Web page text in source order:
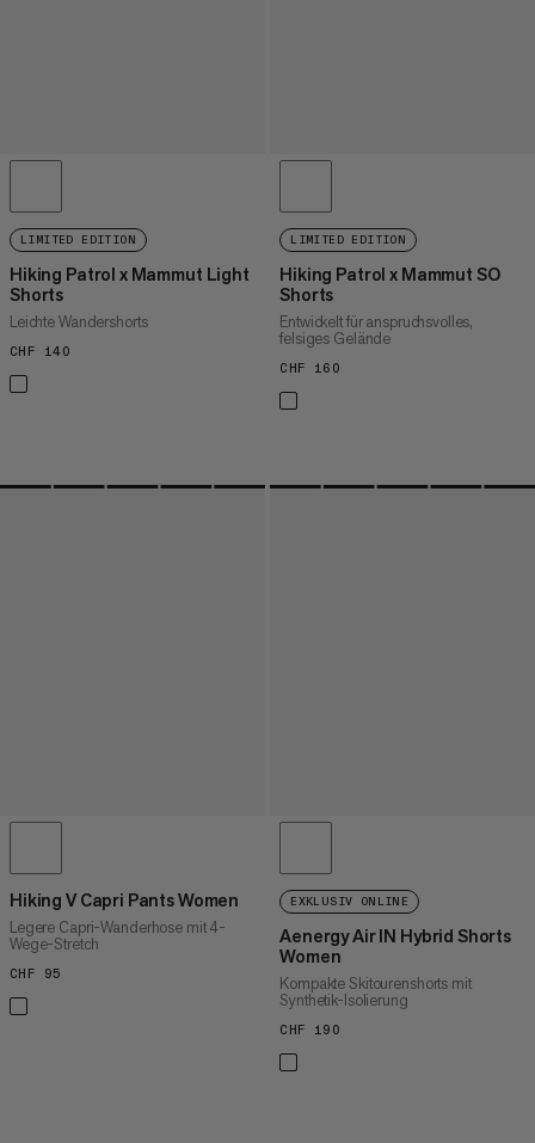
LIMITED EDITION
Hiking Patrol x Mammut Light
Shorts
Leichte Wandershorts
CHF 140
LIMITED EDITION
Hiking Patrol x Mammut SO
Shorts
Entwickelt für anspruchsvolles,
felsiges Gelände
CHF 160
Hiking V Capri Pants Women
Legere Capri-Wanderhose mit 4-
Wege-Stretch
CHF 95
EXKLUSIV ONLINE
Aenergy Air IN Hybrid Shorts
Women
Kompakte Skitourenshorts mit
Synthetik-Isolierung
CHF 190